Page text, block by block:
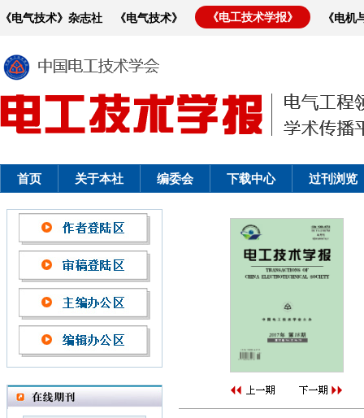
《电气技术》杂志社 《电气技术》 《电工技术学报》 《电
首页 关于本社 编委会 下载中心 过刊浏览